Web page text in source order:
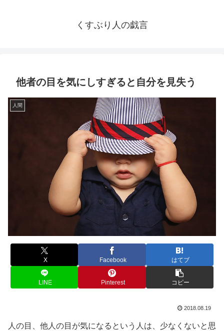
くすぶり人の戯言
他者の目を気にしすぎると自分を見失う
人間
X Facebook はてブ
LINE Pinterest コピー
2018.08.19
人の目、他人の目が気になるという人は、少なくないと思